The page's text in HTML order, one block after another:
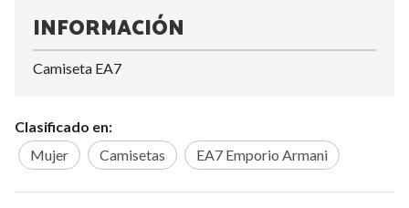
INFORMACIÓN
Camiseta EA7
Clasificado en:
Mujer
Camisetas EA7 Emporio Armani